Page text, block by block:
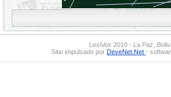
LexiVox 2010 - La Paz,
Sitio impulsado por DeveNet.Net -